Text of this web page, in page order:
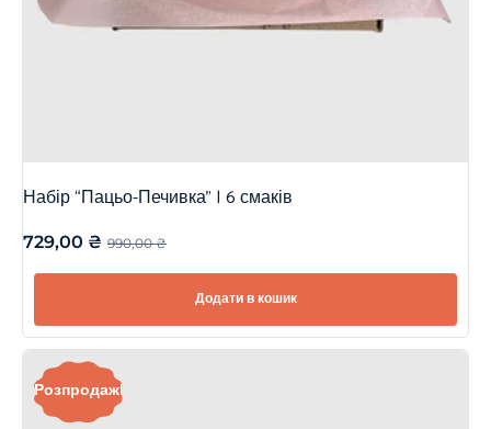
Набір “Пацьо-Печивка” | 6 смаків
990,00₴
729,00 ₴
Додати в кошик
Розпродаж!